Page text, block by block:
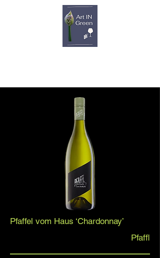
Pfaffel vom Haus ‘Chardonnay’
Pfaffl